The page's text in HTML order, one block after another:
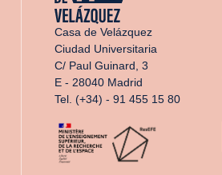
Casa de Velázquez
Ciudad Universitaria
C/ Paul Guinard, 3
E - 28040 Madrid
Tel. (+34) - 91 455 15 80